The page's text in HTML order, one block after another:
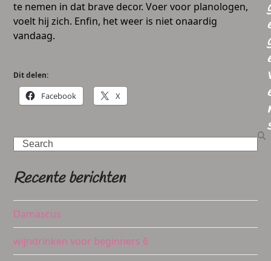
te nemen in dat brave decor. Voer voor planologen,
voelt hij zich. Enfin, het weer is niet onaardig
vandaag.
Dit delen:
Facebook X
Search
Recente berichten
Damascus
wijndrinken voor beginners 6